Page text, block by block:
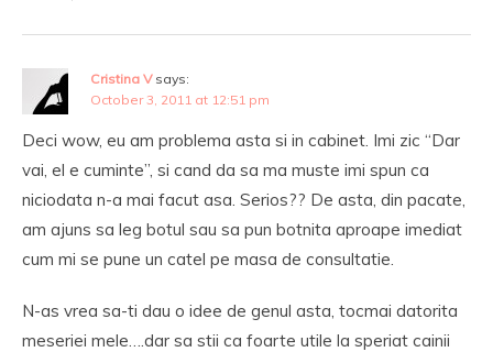
Cristina V says:
October 3, 2011 at 12:51 pm
Deci wow, eu am problema asta si in cabinet. Imi zic “Dar
vai, el e cuminte”, si cand da sa ma muste imi spun ca
niciodata n-a mai facut asa. Serios?? De asta, din pacate,
am ajuns sa leg botul sau sa pun botnita aproape imediat
cum mi se pune un catel pe masa de consultatie.
N-as vrea sa-ti dau o idee de genul asta, tocmai datorita
meseriei mele….dar sa stii ca foarte utile la speriat cainii